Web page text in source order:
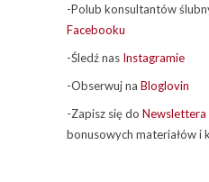
-Polub konsultantów
Facebooku
-Śledź nas Instagramie
-Obserwuj na Bloglovin
-Zapisz się do Newslettera
bonusowych materiałów i